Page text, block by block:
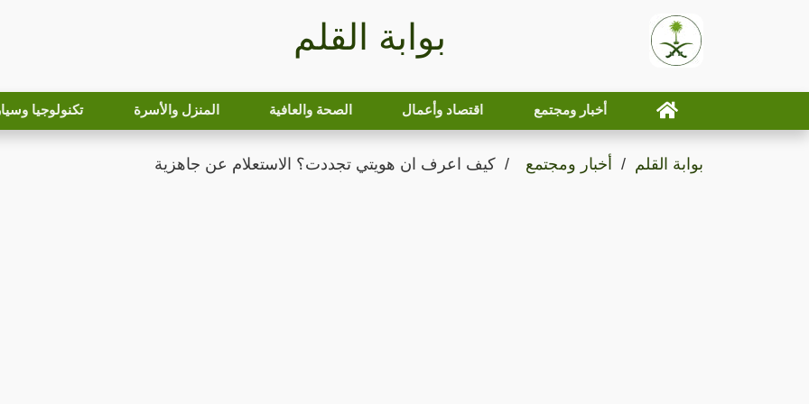
بوابة القلم
أخبار ومجتمع اقتصاد وأعمال الصحة والعافية المنزل والأسرة تكنولوجيا
بوابة القلم أخبار ومجتمع كيف اعرف ان هويتي تجددت؟ الاستعلام عن جاهزية